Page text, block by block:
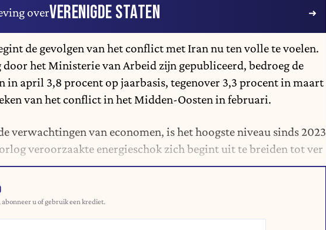
overVERENIGDE STATEN
de gevolgen van het conflict met Iran nu ten volle te voelen.
door het Ministerie van Arbeid zijn gepubliceerd, bedroeg de
in april 3,8 procent op jaarbasis, tegenover 3,3 procent in maart
van het conflict in het Midden-Oosten in februari.
verwachtingen van economen, is het hoogste niveau sinds 2023
veroorzaakte energieschok zich begint uit te breiden tot ver
u of gebruik een krediet.